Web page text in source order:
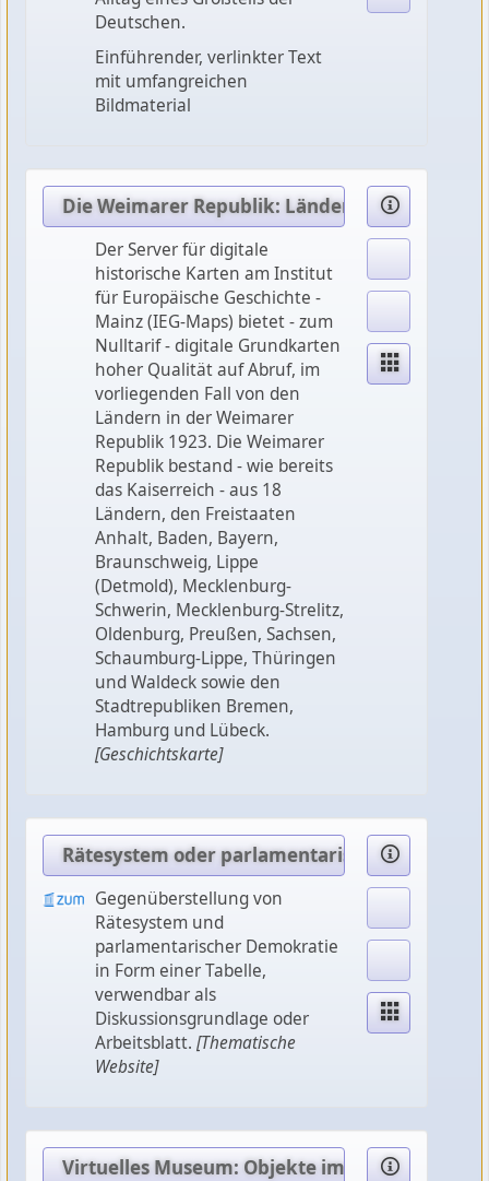
Deutschen.
Einführender, verlinkter Text
mit umfangreichen
Bildmaterial
Die Weimarer Republik: Länder im Deutschen
Der Server für digitale
historische Karten am Institut
für Europäische Geschichte -
Mainz (IEG-Maps) bietet - zum
Nulltarif - digitale Grundkarten
hoher Qualität auf Abruf, im
vorliegenden Fall von den
Ländern in der Weimarer
Republik 1923. Die Weimarer
Republik bestand - wie bereits
das Kaiserreich - aus 18
Ländern, den Freistaaten
Anhalt, Baden, Bayern,
Braunschweig, Lippe
(Detmold), Mecklenburg-
Schwerin, Mecklenburg-Strelitz,
Oldenburg, Preußen, Sachsen,
Schaumburg-Lippe, Thüringen
und Waldeck sowie den
Stadtrepubliken Bremen,
Hamburg und Lübeck.
[Geschichtskarte]
Rätesystem oder parlamentarische
Gegenüberstellung von
Rätesystem und
parlamentarischer Demokratie
in Form einer Tabelle,
verwendbar als
Diskussionsgrundlage oder
Arbeitsblatt. [Thematische
Website]
Virtuelles Museum: Objekte im